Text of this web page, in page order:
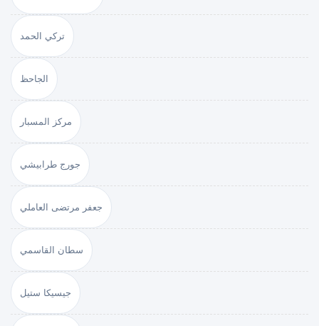
تركي الحمد
الجاحظ
مركز المسبار
جورج طرابيشي
جعفر مرتضى العاملي
سطان القاسمي
جيسيكا ستيل